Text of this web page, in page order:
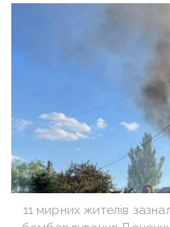
11 мирних жителів